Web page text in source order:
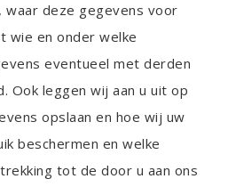
waar deze gegevens voor
wie en onder welke
eventueel met derden
Ook leggen wij aan u uit op
opslaan en hoe wij uw
beschermen en welke
tot de door u aan ons